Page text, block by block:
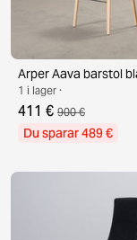
Arper Aava barstol
1 i lager ·
411 € 900 €
Du sparar 489 €